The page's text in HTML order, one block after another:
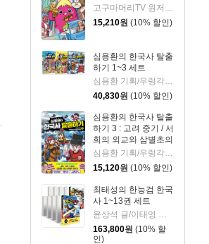
15,210원 (10% 할인)
심용환의 한국사 탈출
하기 1~3 세트
심용환 기획/우렁각시탈 글/타니스튜디오 그림
40,830원 (10% 할인)
심용환의 한국사 탈출
하기 3 : 고려 중기 / 서
희의 외교와 삼별초의
투쟁 편
심용환 기획/우렁각시탈 글/타니스튜디오 그림
15,120원 (10% 할인)
최태성의 한능검 한국
사 1~13권 세트
윤상석 글/이태영 그림
163,800원 (10% 할
인)